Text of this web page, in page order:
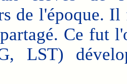
de l'époque.
Ce fut
LST)